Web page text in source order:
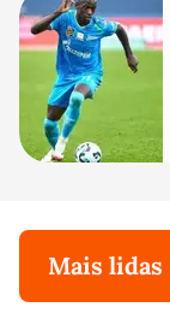
Mais lidas